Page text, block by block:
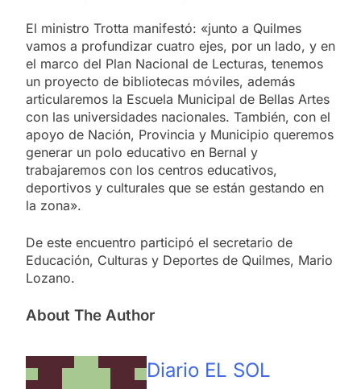
El ministro Trotta manifestó: «junto a Quilmes
vamos a profundizar cuatro ejes, por un lado, y en
el marco del Plan Nacional de Lecturas, tenemos
un proyecto de bibliotecas móviles, además
articularemos la Escuela Municipal de Bellas Artes
con las universidades nacionales. También, con el
apoyo de Nación, Provincia y Municipio queremos
generar un polo educativo en Bernal y
trabajaremos con los centros educativos,
deportivos y culturales que se están gestando en
la zona».
De este encuentro participó el secretario de
Educación, Culturas y Deportes de Quilmes, Mario
Lozano.
About The Author
Diario EL SOL